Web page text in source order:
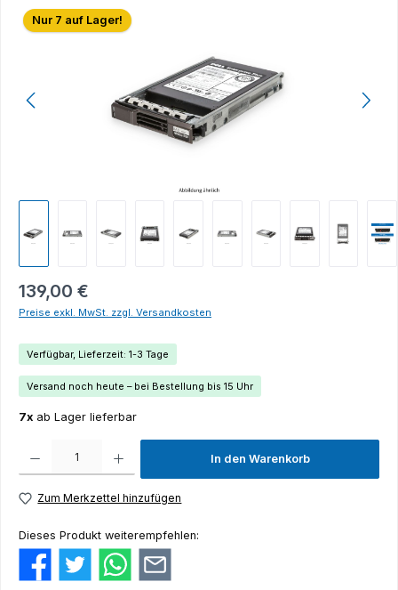
Bildergalerie überspringen
Nur 7 auf Lager!
139,00 €
Preise exkl. MwSt. zzgl. Versandkosten
Verfügbar, Lieferzeit: 1-3 Tage
Versand noch heute – bei Bestellung bis 15 Uhr
7x ab Lager lieferbar
Produkt Anzahl: Gib den gewünschten Wert ein oder benutze die Schaltflächen um die
In den Warenkorb
Zum Merkzettel hinzufügen
Dieses Produkt weiterempfehlen: